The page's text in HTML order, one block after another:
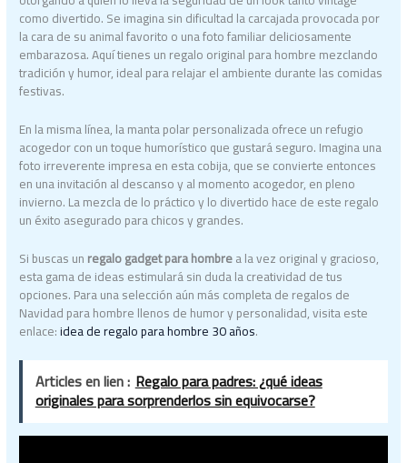
como divertido. Se imagina sin dificultad la carcajada provocada por
la cara de su animal favorito o una foto familiar deliciosamente
embarazosa. Aquí tienes un regalo original para hombre mezclando
tradición y humor, ideal para relajar el ambiente durante las comidas
festivas.
En la misma línea, la manta polar personalizada ofrece un refugio
acogedor con un toque humorístico que gustará seguro. Imagina una
foto irreverente impresa en esta cobija, que se convierte entonces
en una invitación al descanso y al momento acogedor, en pleno
invierno. La mezcla de lo práctico y lo divertido hace de este regalo
un éxito asegurado para chicos y grandes.
Si buscas unregalo gadget para hombrea la vez original y gracioso,
esta gama de ideas estimulará sin duda la creatividad de tus
opciones. Para una selección aún más completa de regalos de
Navidad para hombre llenos de humor y personalidad, visita este
enlace:idea de regalo para hombre 30 años.
Articles en lien : Regalo para padres: ¿qué ideas
originales para sorprenderlos sin equivocarse?